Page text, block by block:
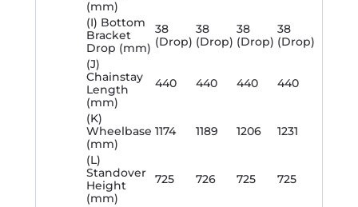
(mm)
(I) Bottom
Bracket
Drop (mm)
38
(Drop)
38
(Drop)
38
(Drop)
38
(Drop)
(J)
Chainstay
Length
(mm)
440 440 440 440
(K)
Wheelbase
(mm)
1174 1189 1206
1231
(L)
Standover
Height
(mm)
725 726 725 725